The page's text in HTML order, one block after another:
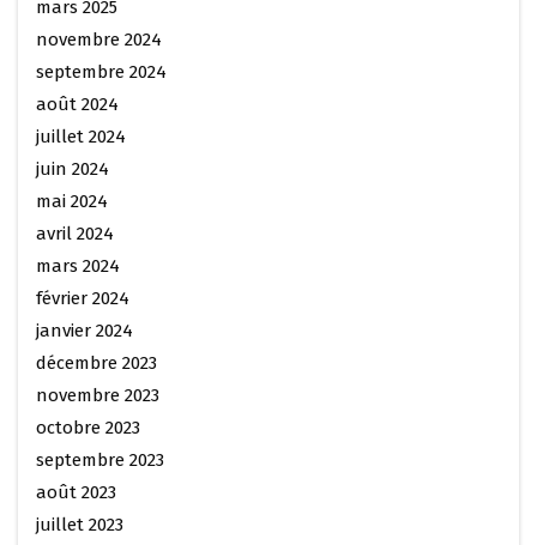
mars 2025
novembre 2024
septembre 2024
août 2024
juillet 2024
juin 2024
mai 2024
avril 2024
mars 2024
février 2024
janvier 2024
décembre 2023
novembre 2023
octobre 2023
septembre 2023
août 2023
juillet 2023